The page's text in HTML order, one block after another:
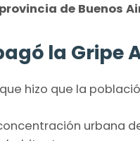
de Buenos
la Gripe
hizo que la
urbana